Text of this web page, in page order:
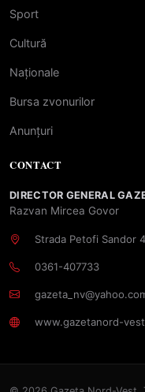
Sport
Cultură
Naționale
Bursa zvonurilor
Anunțuri
CONTACT
DIRECTOR GENERAL
Razvan Mircea Govor
Strada Petofi Sandor
0361-407733
www.gazetanord-